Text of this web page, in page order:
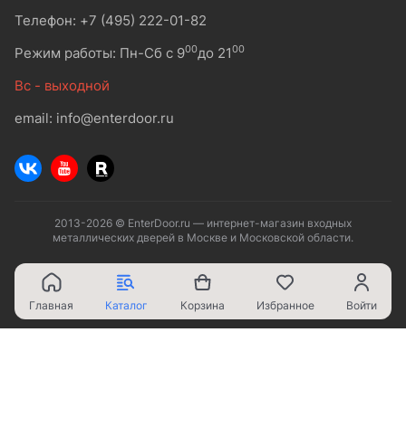
Телефон: +7 (495) 222-01-82
Режим работы: Пн-Сб с 900до 2100
Вс - выходной
email: info@enterdoor.ru
2013-2026 © EnterDoor.ru — интернет-магазин входных
металлических дверей в Москве и Московской области.
Главная Каталог Корзина Избранное Войти